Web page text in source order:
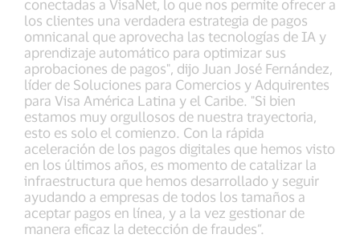
conectadas a VisaNet, lo que nos permite ofrecer a
los clientes una verdadera estrategia de pagos
omnicanal que aprovecha las tecnologías de IA y
aprendizaje automático para optimizar sus
aprobaciones de pagos", dijo Juan José Fernández,
líder de Soluciones para Comercios y Adquirentes
para Visa América Latina y el Caribe. "Si bien
estamos muy orgullosos de nuestra trayectoria,
esto es solo el comienzo. Con la rápida
aceleración de los pagos digitales que hemos visto
en los últimos años, es momento de catalizar la
infraestructura que hemos desarrollado y seguir
ayudando a empresas de todos los tamaños a
aceptar pagos en línea, y a la vez gestionar de
manera eficaz la detección de fraudes”.